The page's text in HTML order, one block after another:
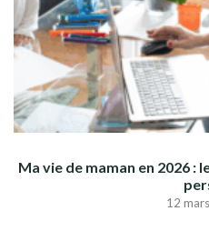
Ma vie de maman en 2026 :
12